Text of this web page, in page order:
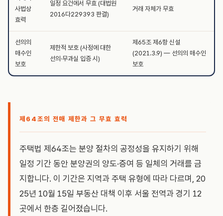
사법상
효력
일정 요건에서 무효 (대법원
2016다229393 판결)
거래 자체가 무효
선의의
매수인
보호
제한적 보호 (사정에 대한
선의·무과실 입증 시)
제65조 제6항 신설
(2021.3.9) — 선의의 매수인
보호
제64조의 전매 제한과 그 무효 효력
주택법 제64조는 분양 절차의 공정성을 유지하기 위해
일정 기간 동안 분양권의 양도·증여 등 일체의 거래를 금
지합니다. 이 기간은 지역과 주택 유형에 따라 다르며, 20
25년 10월 15일 부동산 대책 이후 서울 전역과 경기 12
곳에서 한층 길어졌습니다.